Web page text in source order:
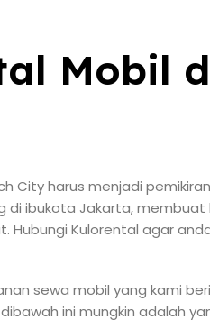
Mobil
City harus menjadi
di ibukota Jakarta,
Hubungi Kulorental agar
sewa mobil yang kami
ini mungkin adalah